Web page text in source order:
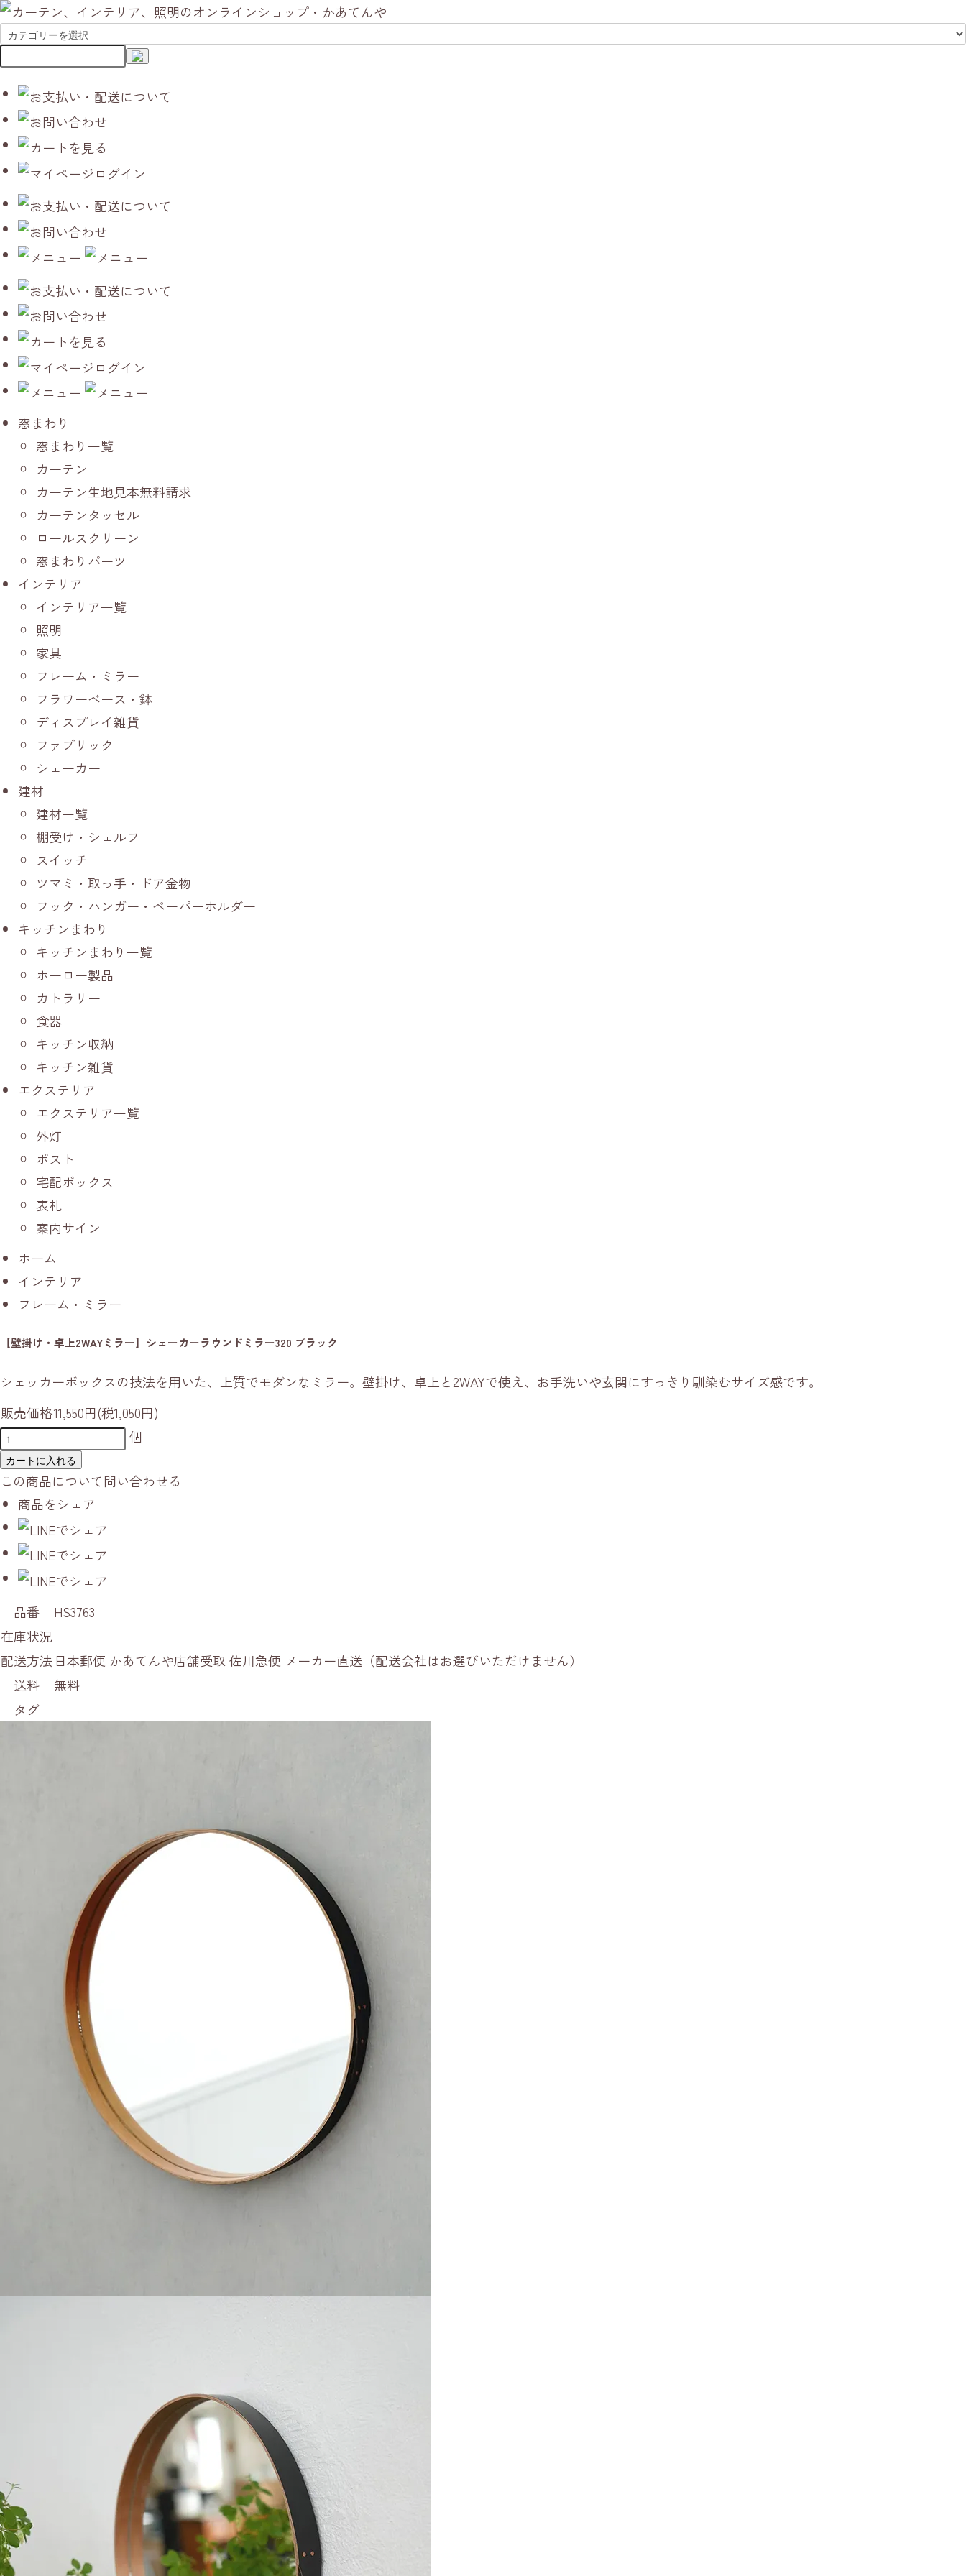
窓まわり
窓まわり一覧
カーテン
カーテン生地見本無料請求
カーテンタッセル
ロールスクリーン
窓まわりパーツ
インテリア
インテリア一覧
照明
家具
フレーム・ミラー
フラワーベース・鉢
ディスプレイ雑貨
ファブリック
シェーカー
建材
建材一覧
棚受け・シェルフ
スイッチ
ツマミ・取っ手・ドア金物
フック・ハンガー・ペーパーホルダー
キッチンまわり
キッチンまわり一覧
ホーロー製品
カトラリー
食器
キッチン収納
キッチン雑貨
エクステリア
エクステリア一覧
外灯
ポスト
宅配ボックス
表札
案内サイン
ホーム
インテリア
フレーム・ミラー
【壁掛け・卓上2WAYミラー】シェーカーラウンドミラー320 ブラック
シェッカーボックスの技法を用いた、上質でモダンなミラー。壁掛け、卓上と2WAYで使え、お手洗いや玄関にすっきり馴染むサイズ感です。
販売価格11,550円(税1,050円)
個
カートに入れる
この商品について問い合わせる
商品をシェア
品番
HS3763
在庫状況
配送方法 日本郵便 かあてんや店舗受取 佐川急便 メーカー直送（配送会社はお選びいただけません）
送料
無料
タグ